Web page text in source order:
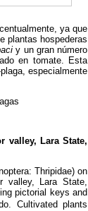
ya que
plantas hospederas
y un gran número
en tomate. Esta
especialmente
valley, Lara State,
Thripidae) on
valley, Lara State,
pictorial keys and
Cultivated plants